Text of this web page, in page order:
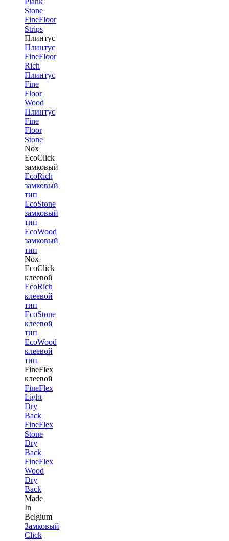
Stone
FineFloor
Strips
Плинтус
Плинтус
FineFloor
Rich
Плинтус
Fine
Floor
Wood
Плинтус
Fine
Floor
Stone
Nox
EcoClick
замковый
EcoRich
замковый
тип
EcoStone
замковый
тип
EcoWood
замковый
тип
Nox
EcoClick
клеевой
EcoRich
клеевой
тип
EcoStone
клеевой
тип
EcoWood
клеевой
тип
FineFlex
клеевой
FineFlex
Light
Dry
Back
FineFlex
Stone
Dry
Back
FineFlex
Wood
Dry
Back
Made
In
Belgium
Замковый
Click